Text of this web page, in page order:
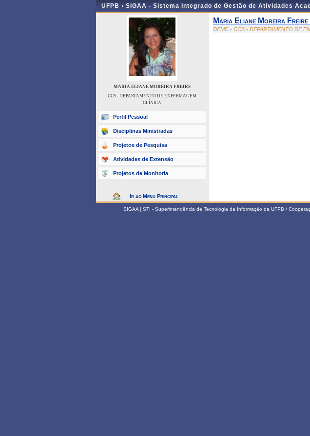
UFPB › SIGAA - Sistema Integrado de Gestão de Atividades
MARIA ELIANE MOREIRA FREIRE
CCS - DEPARTAMENTO DE ENFERMAGEM
CLÍNICA
Perfil Pessoal
Disciplinas Ministradas
Projetos de Pesquisa
Atividades de Extensão
Projetos de Monitoria
Ir ao Menu Principal
Maria Eliane Moreira Freire
DEMC - CCS - DEPARTAMENTO DE
SIGAA | STI - Superintendência de Tecnologia da Informação da UFPB /